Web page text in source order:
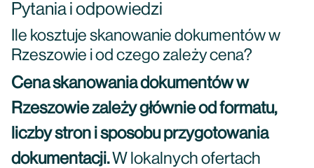
Pytania i odpowiedzi
Ile kosztuje skanowanie dokumentów w
Rzeszowie i od czego zależy cena?
Cena skanowania dokumentów w
Rzeszowie zależy głównie od formatu,
liczby stron i sposobu przygotowania
dokumentacji.W lokalnych ofertach